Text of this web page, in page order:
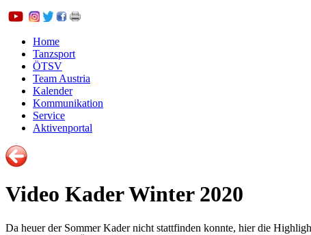
Home
Tanzsport
ÖTSV
Team Austria
Kalender
Kommunikation
Service
Aktivenportal
Video Kader Winter 2020
Da heuer der Sommer Kader nicht stattfinden konnte, hier die